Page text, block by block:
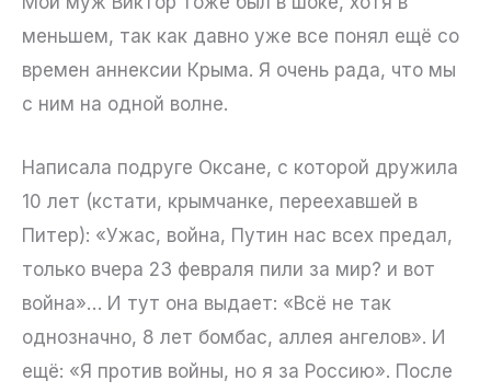
меньшем, так как давно уже все понял ещё со
времен аннексии Крыма. Я очень рада, что мы
с ним на одной волне.
Написала подруге Оксане, с которой дружила
10 лет (кстати, крымчанке, переехавшей в
Питер): «Ужас, война, Путин нас всех предал,
только вчера 23 февраля пили за мир? и вот
война»… И тут она выдает: «Всё не так
однозначно, 8 лет бомбас, аллея ангелов». И
ещё: «Я против войны, но я за Россию». После